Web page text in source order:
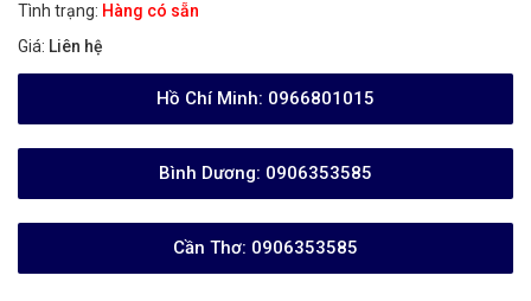
Tình trạng: Hàng có sẵn
Giá: Liên hệ
Hồ Chí Minh: 0966801015
Bình Dương: 0906353585
Cần Thơ: 0906353585